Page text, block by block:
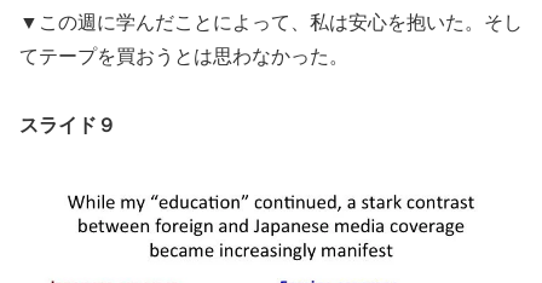
▼この週に学んだことによって、私は安心を抱いた。そし
てテープを買おうとは思わなかった。
スライド９